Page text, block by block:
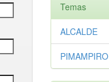
Temas
ALCALDE
PIMAMPIRO